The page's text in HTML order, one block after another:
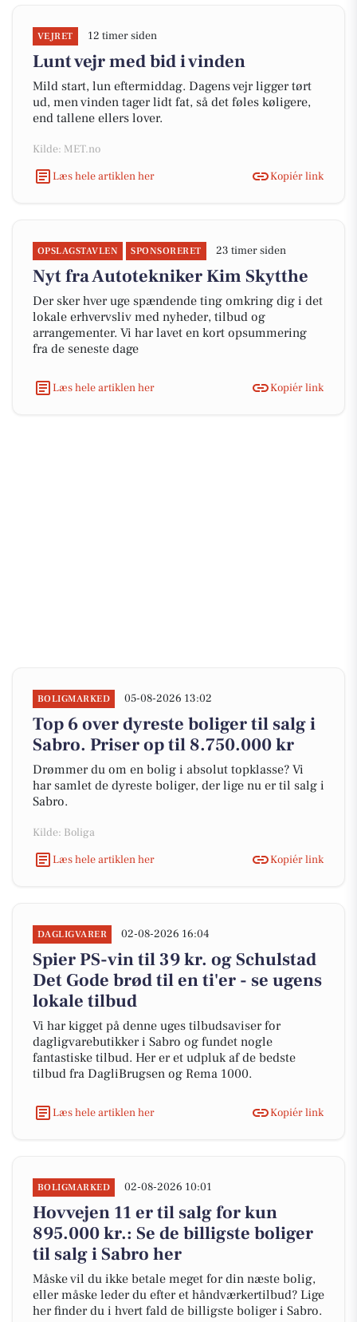
VEJRET 12 timer siden
Lunt vejr med bid i vinden
Mild start, lun eftermiddag. Dagens vejr ligger tørt
ud, men vinden tager lidt fat, så det føles køligere,
end tallene ellers lover.
Kilde: MET.no
Læs hele artiklen her
Kopiér link
OPSLAGSTAVLEN SPONSORERET 23 timer siden
Nyt fra Autotekniker Kim Skytthe
Der sker hver uge spændende ting omkring dig i det
lokale erhvervsliv med nyheder, tilbud og
arrangementer. Vi har lavet en kort opsummering
fra de seneste dage
Læs hele artiklen her Kopiér link
BOLIGMARKED 05-08-2026 13:02
Top 6 over dyreste boliger til salg i
Sabro. Priser op til 8.750.000 kr
Drømmer du om en bolig i absolut topklasse? Vi
har samlet de dyreste boliger, der lige nu er til salg i
Sabro.
Kilde: Boliga
Læs hele artiklen her
Kopiér link
DAGLIGVARER 02-08-2026 16:04
Spier PS-vin til 39 kr. og Schulstad
Det Gode brød til en ti'er - se ugens
lokale tilbud
Vi har kigget på denne uges tilbudsaviser for
dagligvarebutikker i Sabro og fundet nogle
fantastiske tilbud. Her er et udpluk af de bedste
tilbud fra DagliBrugsen og Rema 1000.
Læs hele artiklen her Kopiér link
BOLIGMARKED 02-08-2026 10:01
Hovvejen 11 er til salg for kun
895.000 kr.: Se de billigste boliger
til salg i Sabro her
Måske vil du ikke betale meget for din næste bolig,
eller måske leder du efter et håndværkertilbud? Lige
her finder du i hvert fald de billigste boliger i Sabro.